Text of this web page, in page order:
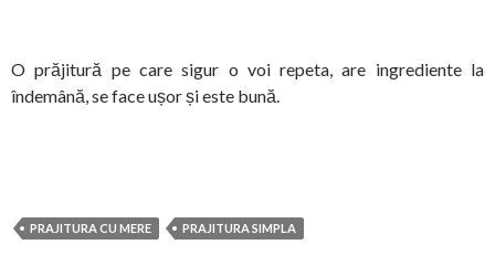
O prăjitură pe care sigur o voi repeta, are ingrediente la
îndemână, se face ușor și este bună.
PRAJITURA CU MERE PRAJITURA SIMPLA